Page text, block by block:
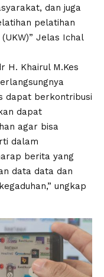
dan juga
pelatihan
Jelas Ichal
H. Khairul M.Kes
dapat berkontribusi
dapat
agar bisa
dalam
berita yang
data data dan
ungkap